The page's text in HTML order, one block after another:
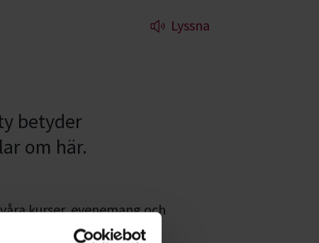
Lyssna
betyder
om här.
kurser, evenemang och
inomAgility